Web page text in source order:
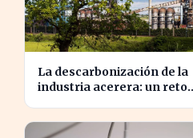
La descarbonización de la
industria acerera: un reto